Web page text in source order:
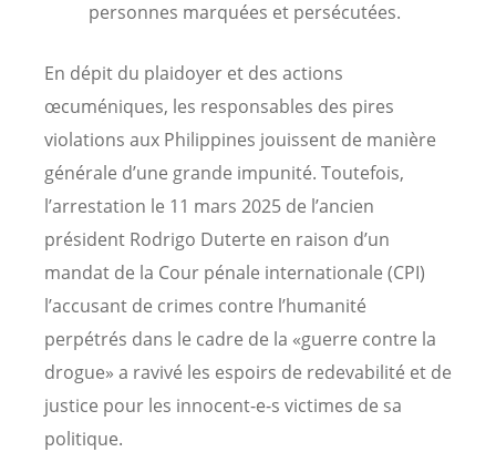
personnes marquées et persécutées.
En dépit du plaidoyer et des actions
œcuméniques, les responsables des pires
violations aux Philippines jouissent de manière
générale d’une grande impunité. Toutefois,
l’arrestation le 11 mars 2025 de l’ancien
président Rodrigo Duterte en raison d’un
mandat de la Cour pénale internationale (CPI)
l’accusant de crimes contre l’humanité
perpétrés dans le cadre de la «guerre contre la
drogue» a ravivé les espoirs de redevabilité et de
justice pour les innocent-e-s victimes de sa
politique.